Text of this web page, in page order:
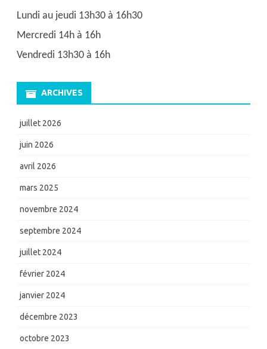
Lundi au jeudi 13h30 à 16h30
Mercredi 14h à 16h
Vendredi 13h30 à 16h
ARCHIVES
juillet 2026
juin 2026
avril 2026
mars 2025
novembre 2024
septembre 2024
juillet 2024
février 2024
janvier 2024
décembre 2023
octobre 2023